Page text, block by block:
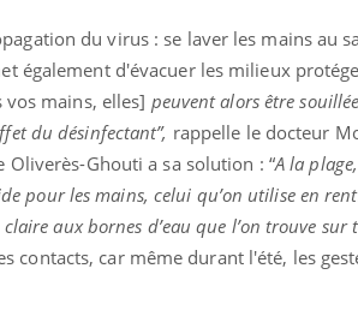
du virus : se laver les mains au
également d'évacuer les milieux
mains, elles] peuvent alors être
du désinfectant”, rappelle le docteur
Ghouti a sa solution : “A la
pour les mains, celui qu’on utilise en
aux bornes d’eau que l’on trouve sur
car même durant l'été, les